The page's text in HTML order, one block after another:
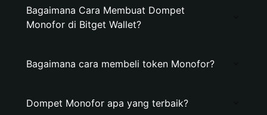
Bagaimana Cara Membuat Dompet
Monofor di Bitget Wallet?
Bagaimana cara membeli token Monofor?
Dompet Monofor apa yang terbaik?